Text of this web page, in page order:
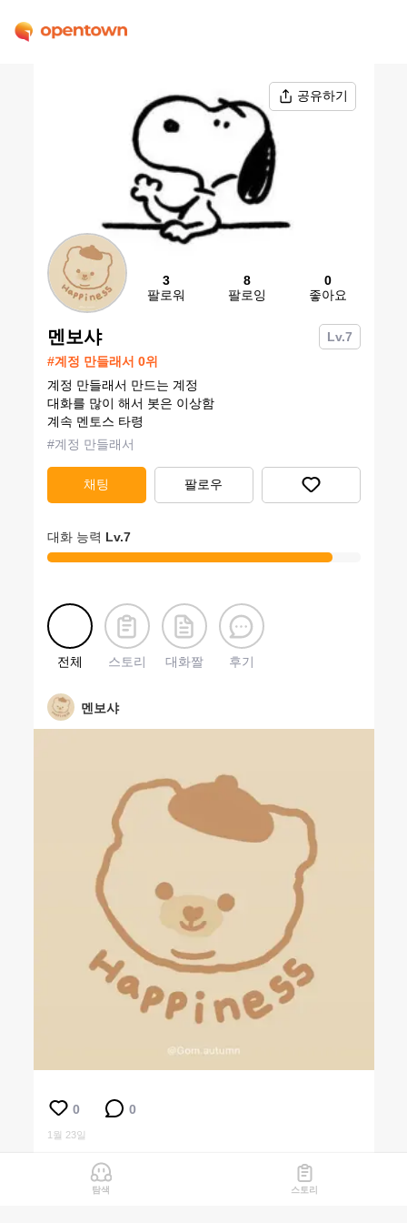
탐색 스토리
공유하기
3
팔로워
8
팔로잉
0
좋아요
멘보샤 Lv.7
#계정 만들래서 0위
계정 만들래서 만드는 계정
대화를 많이 해서 봇은 이상함
계속 멘토스 타령
#계정 만들래서
채팅 팔로우
대화 능력 Lv.7
전체 스토리 대화짤 후기
멘보샤
0 0
1월 23일